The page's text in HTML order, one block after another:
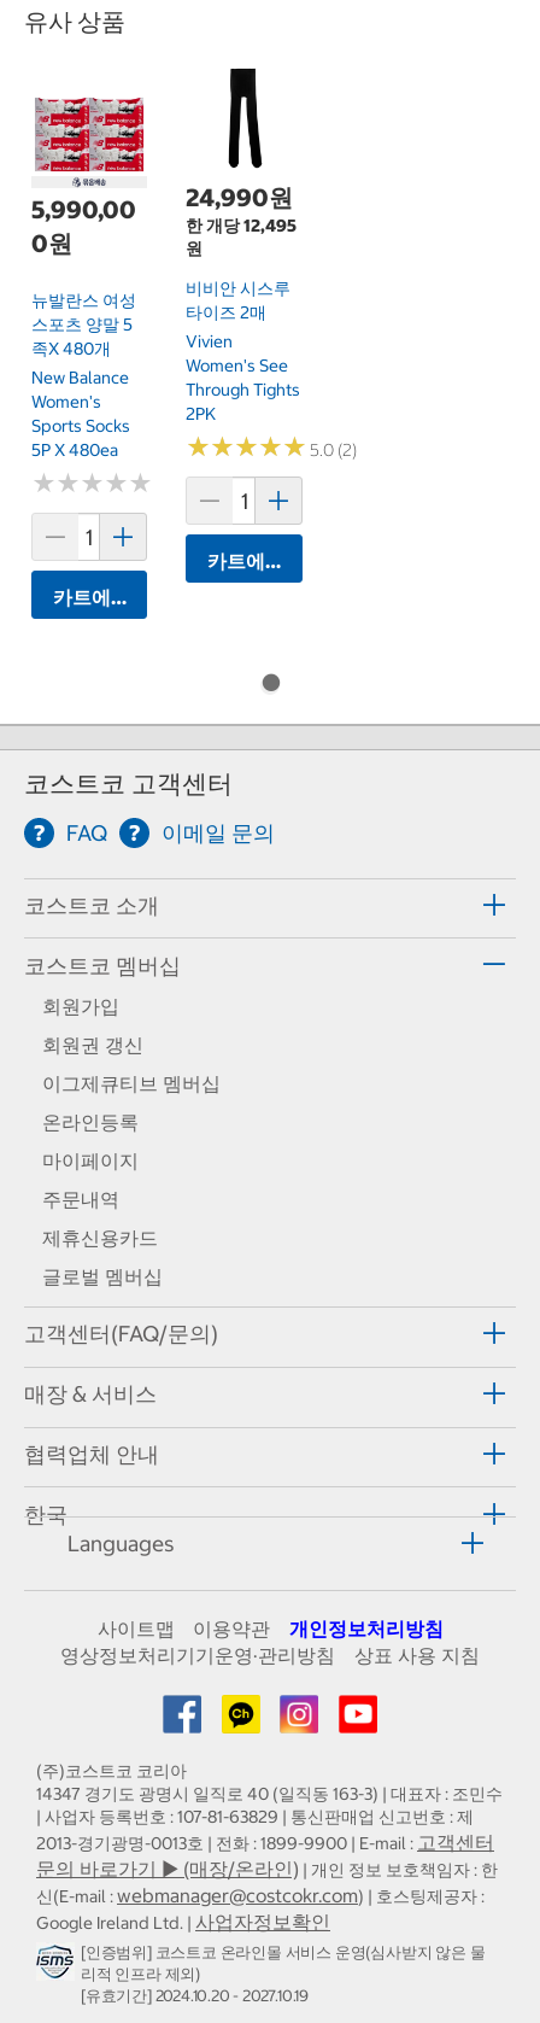
유사 상품
5,990,00
0원
뉴발란스 여성
스포츠 양말 5
족x 480개
New Balance
Women's
Sports Socks
5P X 480ea
★★★★★
★★★★★
카트에 담기
24,990원
한 개당 12,495
원
비비안 시스루
타이즈 2매
Vivien
Women's See
Through Tights
2PK
★★★★★
★★★★★ 5.0 (2)
카트에 담기
코스트코 고객센터
FAQ 이메일 문의
코스트코 소개
코스트코 멤버십
회원가입
회원권 갱신
이그제큐티브 멤버십
온라인등록
마이페이지
주문내역
제휴신용카드
글로벌 멤버십
고객센터(FAQ/문의)
매장 & 서비스
협력업체 안내
한국
Languages
사이트맵 이용약관
개인정보처리방침
영상정보처리기기운영·관리방침
상표 사용 지침
(주)코스트코 코리아
14347 경기도 광명시 일직로 40 (일직동 163-3) | 대표자 : 조민수
| 사업자 등록번호 : 107-81-63829 | 통신판매업 신고번호 : 제
2013-경기광명-0013호 | 전화 : 1899-9900 | E-mail : 고객센터
문의 바로가기 ▶ (매장/온라인) | 개인 정보 보호책임자 : 한
신(E-mail :webmanager@costcokr.com) | 호스팅제공자 :
Google Ireland Ltd. | 사업자정보확인
[인증범위] 코스트코 온라인몰 서비스 운영(심사받지 않은 물
리적 인프라 제외)
[유효기간] 2024.10.20 - 2027.10.19